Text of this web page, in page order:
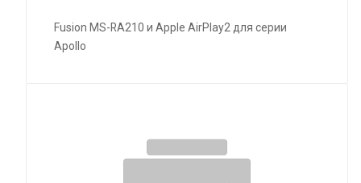
Fusion MS-RA210 и Apple AirPlay2 для серии
Apollo